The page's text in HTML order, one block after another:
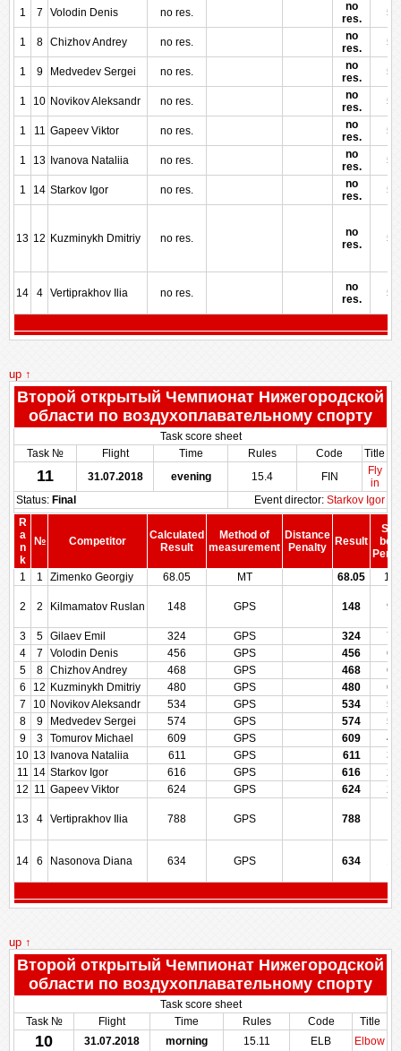
1 7 Volodin Denis no res.
no
res.
1 8 Chizhov Andrey no res.
no
res.
1 9 Medvedev Sergei no res.
no
res.
1 10 Novikov Aleksandr no res.
no
res.
1 11 Gapeev Viktor no res.
no
res.
1 13 Ivanova Nataliia no res.
no
res.
1 14 Starkov Igor no res.
no
res.
13 12 Kuzminykh Dmitriy no res.
no
res.
14 4 Vertiprakhov Ilia no res.
no
res.
up ↑
Второй открытый Чемпионат Нижегородской
области по воздухоплавательному спорту
Task score sheet
Task №
Flight Time Rules Code Title
11 31.07.2018 evening 15.4 FIN
Fly
in
Status: Final Event director: Starkov Igor
R
a
n
k
№ Competitor
Calculated
Result
Method of
measurement
Distance
Penalty
Result
1
1 Zimenko Georgiy 68.05 MT 68.05
2 2 Kilmamatov Ruslan 148 GPS 148
3 5 Gilaev Emil 324 GPS 324
4
7 Volodin Denis 456 GPS 456
5
8 Chizhov Andrey 468 GPS 468
6
12 Kuzminykh Dmitriy 480 GPS 480
7
10 Novikov Aleksandr 534 GPS 534
8
9 Medvedev Sergei 574 GPS 574
9
3 Tomurov Michael 609 GPS 609
10 13 Ivanova Nataliia 611 GPS 611
11 14 Starkov Igor 616 GPS 616
12 11 Gapeev Viktor 624 GPS 624
13 4 Vertiprakhov Ilia 788 GPS 788
14 6 Nasonova Diana 634 GPS 634
up ↑
Второй открытый Чемпионат Нижегородской
области по воздухоплавательному спорту
Task score sheet
Task №
Flight Time Rules Code Title
10 31.07.2018 morning 15.11 ELB
Elbow